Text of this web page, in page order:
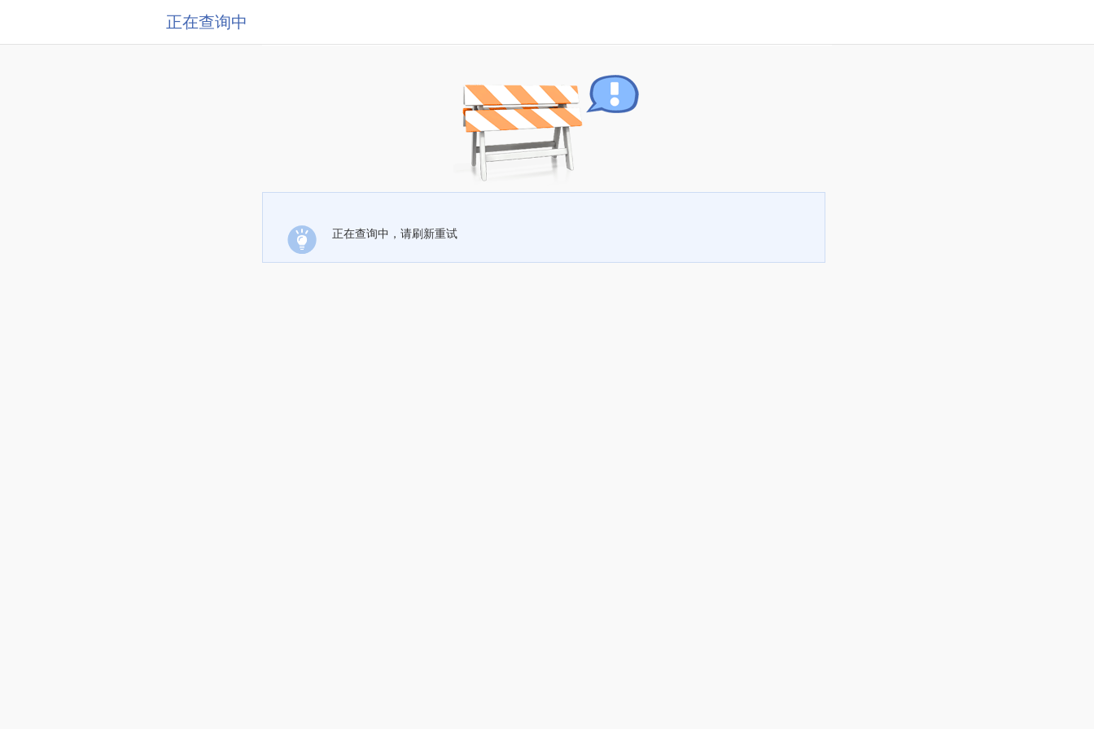
正在查询中
正在查询中，请刷新重试